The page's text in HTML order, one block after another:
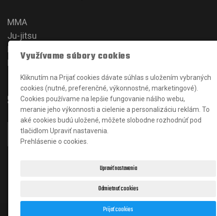
MMA
Ju-jitsu
Karate
Kickbox
Sociálne siete
Využívame súbory cookies
Kliknutím na Prijať cookies dávate súhlas s uložením vybraných
cookies (nutné, preferenčné, výkonnostné, marketingové).
Cookies používame na lepšie fungovanie nášho webu,
meranie jeho výkonnosti a cielenie a personalizáciu reklám. To
aké cookies budú uložené, môžete slobodne rozhodnúť pod
tlačidlom Upraviť nastavenia.
Prehlásenie o cookies.
Upraviť nastavenia
Odmietnuť cookies
Prijať cookies